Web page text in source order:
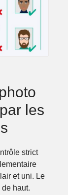
les
strict
et uni. Le
haut.